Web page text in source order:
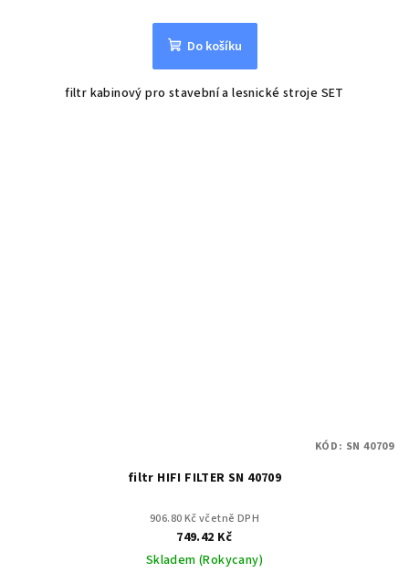
Do košíku
filtr kabinový pro stavební a lesnické stroje SET
filtr HIFI FILTER SN 40709
906.80 Kč včetně DPH
749.42 Kč
Skladem (Rokycany)
KÓD: SN 40709